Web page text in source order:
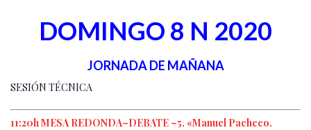
DOMINGO 8 N 2020
JORNADA DE MAÑANA
SESIÓN TÉCNICA
11:20h MESA REDONDA–DEBATE –5. «Manuel Pacheco.